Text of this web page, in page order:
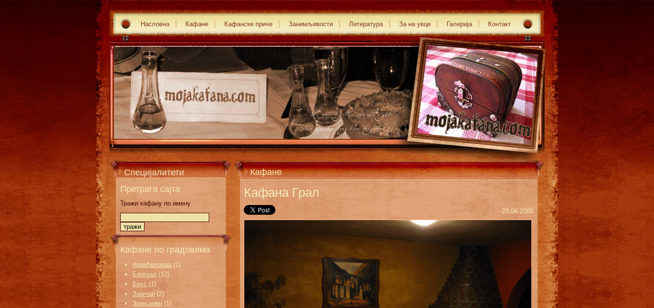
Насловна Кафане Кафанске приче Занимљивости Литература За на увце Галерија Контакт
Специјалитети
Претрага сајта
Тражи кафану по имену
Кафане по градовима
Аранђеловац (1)
Београд (12)
Брус (1)
Зајечар (2)
Зрењанин (1)
Кафане
Кафана Грал
29.06.2008.